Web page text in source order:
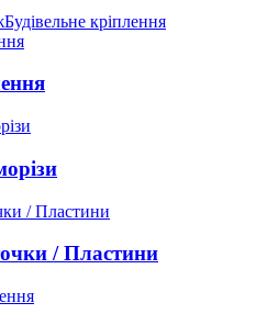
Будівельне кріплення
/ Пластини